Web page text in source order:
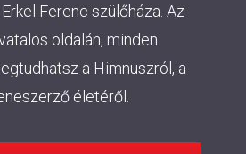
Ferenc szülőháza. Az
oldalán, minden
a Himnuszról, a
életéről.